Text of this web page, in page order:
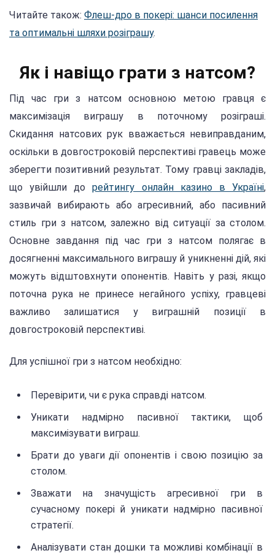
Читайте також: Флеш-дро в покері: шанси посилення
та оптимальні шляхи розіграшу.
Як і навіщо грати з натсом?
Під час гри з натсом основною метою гравця є
максимізація виграшу в поточному розіграші.
Скидання натсових рук вважається невиправданим,
оскільки в довгостроковій перспективі гравець може
зберегти позитивний результат. Тому гравці закладів,
що увійшли дорейтингу онлайн казино в Україні,
зазвичай вибирають або агресивний, або пасивний
стиль гри з натсом, залежно від ситуації за столом.
Основне завдання під час гри з натсом полягає в
досягненні максимального виграшу й уникненні дій, які
можуть відштовхнути опонентів. Навіть у разі, якщо
поточна рука не принесе негайного успіху, гравцеві
важливо залишатися у виграшній позиції в
довгостроковій перспективі.
Для успішної гри з натсом необхідно:
Перевірити, чи є рука справді натсом.
Уникати надмірно пасивної тактики, щоб
максимізувати виграш.
Брати до уваги дії опонентів і свою позицію за
столом.
Зважати на значущість агресивної гри в
сучасному покері й уникати надмірно пасивної
стратегії.
Аналізувати стан дошки та можливі комбінації в